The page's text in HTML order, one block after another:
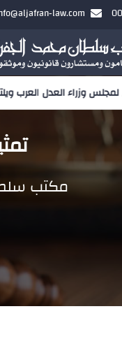
law.com
مكتب